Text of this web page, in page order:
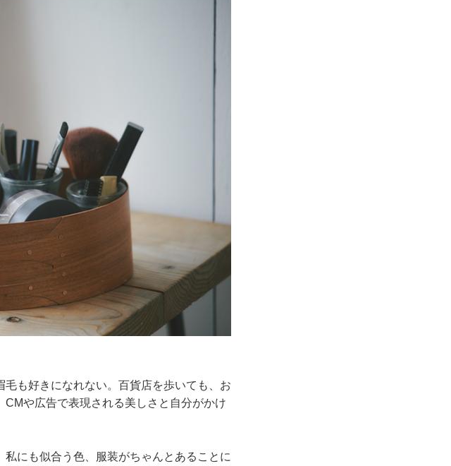
も好きになれない。百貨店を歩いても、お
や広告で表現される美しさと自分がかけ
私にも似合う色、服装がちゃんとあることに